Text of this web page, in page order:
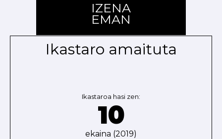
IZENA
EMAN
Ikastaro amaituta
Ikastaroa hasi zen:
10
ekaina (2019)